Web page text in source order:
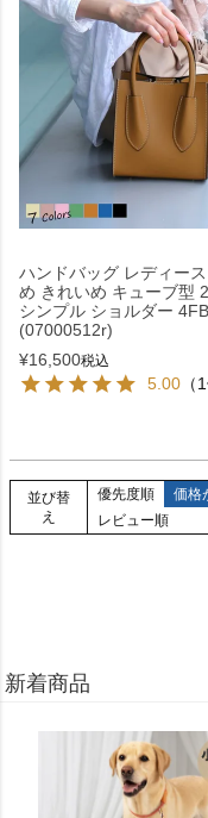
ハンドバッグ レディース
め きれいめ キューブ型
シンプル ショルダー 4FB
(07000512r)
¥16,500税込
5.00 （
並び替
え
優先度順 価格
レビュー順
新着商品